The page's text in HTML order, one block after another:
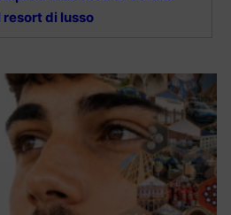
di lusso